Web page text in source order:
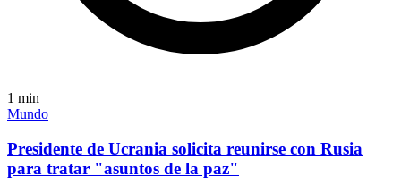
1 min
Mundo
Presidente de Ucrania solicita reunirse con Rusia
para tratar "asuntos de la paz"